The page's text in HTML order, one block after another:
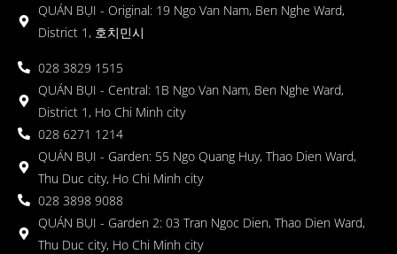
QUÁN BỤI - Original: 19 Ngo Van Nam, Ben Nghe Ward,
District 1, 호치민시
028 3829 1515
QUÁN BỤI - Central: 1B Ngo Van Nam, Ben Nghe Ward,
District 1, Ho Chi Minh city
028 6271 1214
QUÁN BỤI - Garden: 55 Ngo Quang Huy, Thao Dien Ward,
Thu Duc city, Ho Chi Minh city
028 3898 9088
QUÁN BỤI - Garden 2: 03 Tran Ngoc Dien, Thao Dien Ward,
Thu Duc city, Ho Chi Minh city